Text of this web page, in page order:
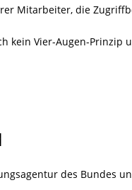
Mitarbeiter, die
kein Vier-Augen-Prinzip
des Bundes